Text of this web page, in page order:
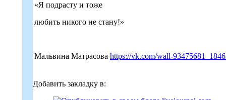
«Я подрасту и тоже
любить никого не стану!»
Мальвина Матрасова https://vk.com/wall-
Добавить закладку в: